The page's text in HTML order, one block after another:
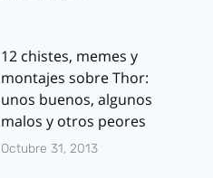
12 chistes, memes y
montajes sobre Thor:
unos buenos, algunos
malos y otros peores
Octubre 31, 2013